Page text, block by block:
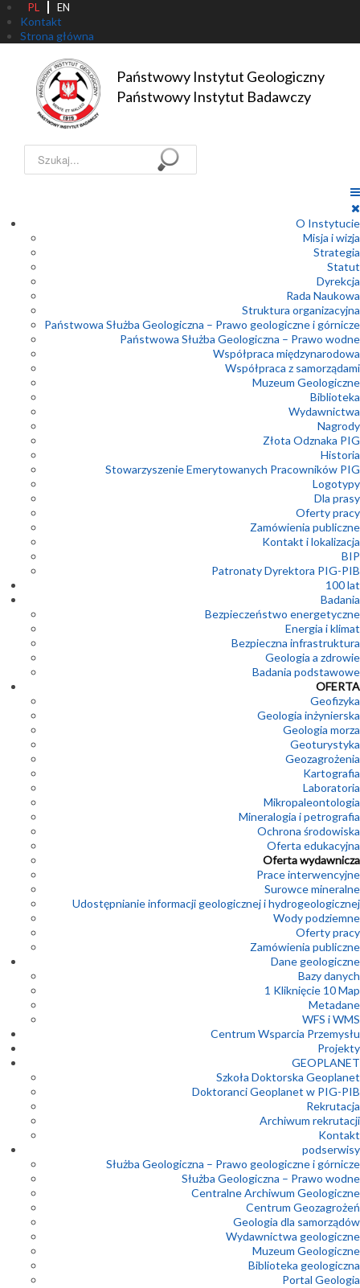
PL EN
Kontakt
Strona główna
Państwowy Instytut Geologiczny
Państwowy Instytut Badawczy
Szukaj...
O Instytucie
Misja i wizja
Strategia
Statut
Dyrekcja
Rada Naukowa
Struktura organizacyjna
Państwowa Służba Geologiczna – Prawo geologiczne i górnicze
Państwowa Służba Geologiczna – Prawo wodne
Współpraca międzynarodowa
Współpraca z samorządami
Muzeum Geologiczne
Biblioteka
Wydawnictwa
Nagrody
Złota Odznaka PIG
Historia
Stowarzyszenie Emerytowanych Pracowników PIG
Logotypy
Dla prasy
Oferty pracy
Zamówienia publiczne
Kontakt i lokalizacja
BIP
Patronaty Dyrektora PIG-PIB
100 lat
Badania
Bezpieczeństwo energetyczne
Energia i klimat
Bezpieczna infrastruktura
Geologia a zdrowie
Badania podstawowe
OFERTA
Geofizyka
Geologia inżynierska
Geologia morza
Geoturystyka
Geozagrożenia
Kartografia
Laboratoria
Mikropaleontologia
Mineralogia i petrografia
Ochrona środowiska
Oferta edukacyjna
Oferta wydawnicza
Prace interwencyjne
Surowce mineralne
Udostępnianie informacji geologicznej i hydrogeologicznej
Wody podziemne
Oferty pracy
Zamówienia publiczne
Dane geologiczne
Bazy danych
1 Kliknięcie 10 Map
Metadane
WFS i WMS
Centrum Wsparcia Przemysłu
Projekty
GEOPLANET
Szkoła Doktorska Geoplanet
Doktoranci Geoplanet w PIG-PIB
Rekrutacja
Archiwum rekrutacji
Kontakt
podserwisy
Służba Geologiczna – Prawo geologiczne i górnicze
Służba Geologiczna – Prawo wodne
Centralne Archiwum Geologiczne
Centrum Geozagrożeń
Geologia dla samorządów
Wydawnictwa geologiczne
Muzeum Geologiczne
Biblioteka geologiczna
Portal Geologia